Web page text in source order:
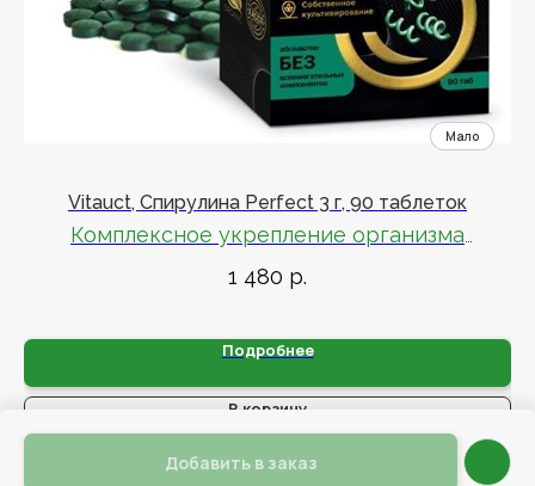
Добавить в заказ
Vitauct, Спирулина Perfect 3 г, 90 таблеток
Комплексное укрепление организма
Растительный белок, витамины и минералы
1 480 р.
Подробнее
В корзину